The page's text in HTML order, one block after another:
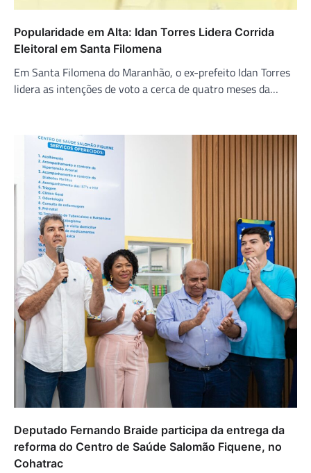
Popularidade em Alta: Idan Torres Lidera Corrida
Eleitoral em Santa Filomena
Em Santa Filomena do Maranhão, o ex-prefeito Idan Torres
lidera as intenções de voto a cerca de quatro meses da…
Deputado Fernando Braide participa da entrega da
reforma do Centro de Saúde Salomão Fiquene, no
Cohatrac